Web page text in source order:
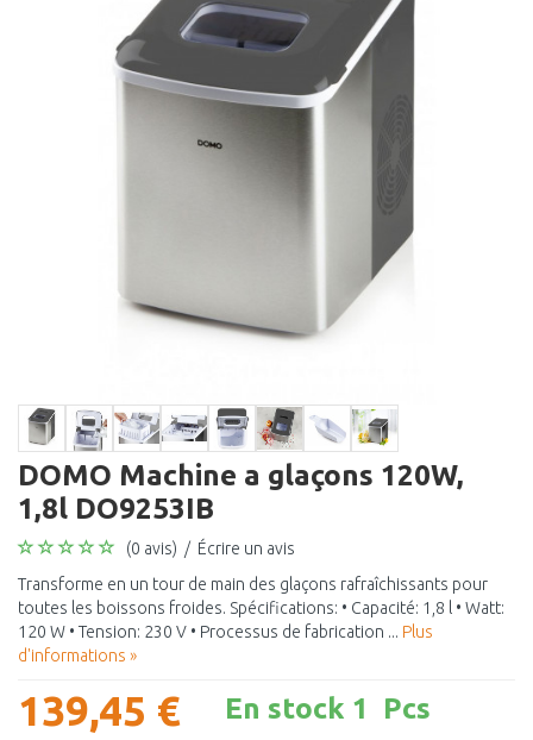
DOMO Machine a glaçons 120W,
1,8l DO9253IB
(0 avis) / Écrire un avis
Transforme en un tour de main des glaçons rafraîchissants pour
toutes les boissons froides. Spécifications: • Capacité: 1,8 l • Watt:
120 W • Tension: 230 V • Processus de fabrication ... Plus
d'informations »
139,45 € En stock 1 Pcs